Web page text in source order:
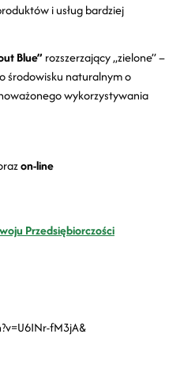
i usług bardziej
Blue” rozszerzający „zielone” –
środowisku naturalnym o
wykorzystywania
on-line
Przedsiębiorczości
fM3jA&